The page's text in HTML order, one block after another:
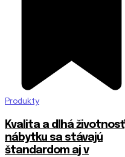
Produkty
​Kvalita a dlhá životnosť
nábytku sa stávajú
štandardom aj v